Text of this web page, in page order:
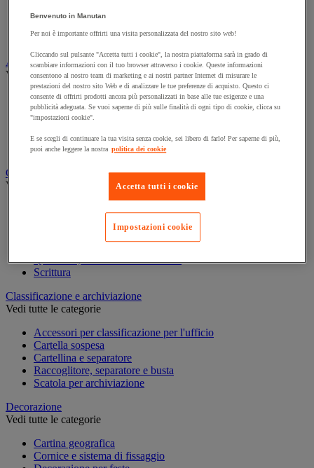
Armadio per ufficio
Libreria
Audiovisivi
Vedi tutte le categorie
Attrezzature audio e Hi-Fi
Connessione audio e video
Fotocamera, videocamera e binocolo
Insonorizzazione e registrazione professionali
Strumenti per proiezione e videoproiezione
Cancelleria e forniture per ufficio
Vedi tutte le categorie
Busta e smistamento della posta
Carta, scheda Bristol e biglietto da visita
Quaderno, blocco note e Post-it®
Scrittura
Classificazione e archiviazione
Vedi tutte le categorie
Accessori per classificazione per l'ufficio
Cartella sospesa
Cartellina e separatore
Raccoglitore, separatore e busta
Scatola per archiviazione
Decorazione
Vedi tutte le categorie
Cartina geografica
Cornice e sistema di fissaggio
Benvenuto in Manutan
Per noi è importante offrirti una visita personalizzata del nostro sito web!
Cliccando sul pulsante "Accetta tutti i cookie", la nostra piattaforma sarà in grado di
scambiare informazioni con il tuo browser attraverso i cookie. Queste informazioni
consentono al nostro team di marketing e ai nostri partner Internet di misurare le
prestazioni del nostro sito Web e di analizzare le tue preferenze di acquisto. Questo ci
consente di offrirti prodotti ancora più personalizzati in base alle tue esigenze e una
pubblicità adeguata. Se vuoi saperne di più sulle finalità di ogni tipo di cookie, clicca su
"impostazioni cookie".
E se scegli di continuare la tua visita senza cookie, sei libero di farlo! Per saperne di più,
puoi anche leggere la nostra politica dei cookie
Accetta tutti i cookie
Impostazioni cookie